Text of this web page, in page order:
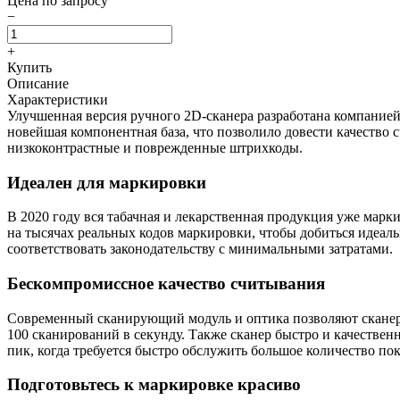
−
+
Купить
Описание
Характеристики
Улучшенная версия ручного 2D-сканера разработана
новейшая компонентная база, что позволило довести
низкоконтрастные и поврежденные штрихкоды.
Идеален для маркировки
В 2020 году вся табачная и лекарственная продукция уже
на тысячах реальных кодов маркировки, чтобы добиться
соответствовать законодательству с минимальными затратами.
Бескомпромиссное качество считывания
Современный сканирующий модуль и оптика позволяют
100 сканирований в секунду. Также сканер быстро и
пик, когда требуется быстро обслужить большое количество
Подготовьтесь к маркировке красиво